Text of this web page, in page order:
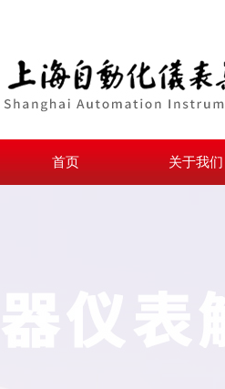
首页 关于我们